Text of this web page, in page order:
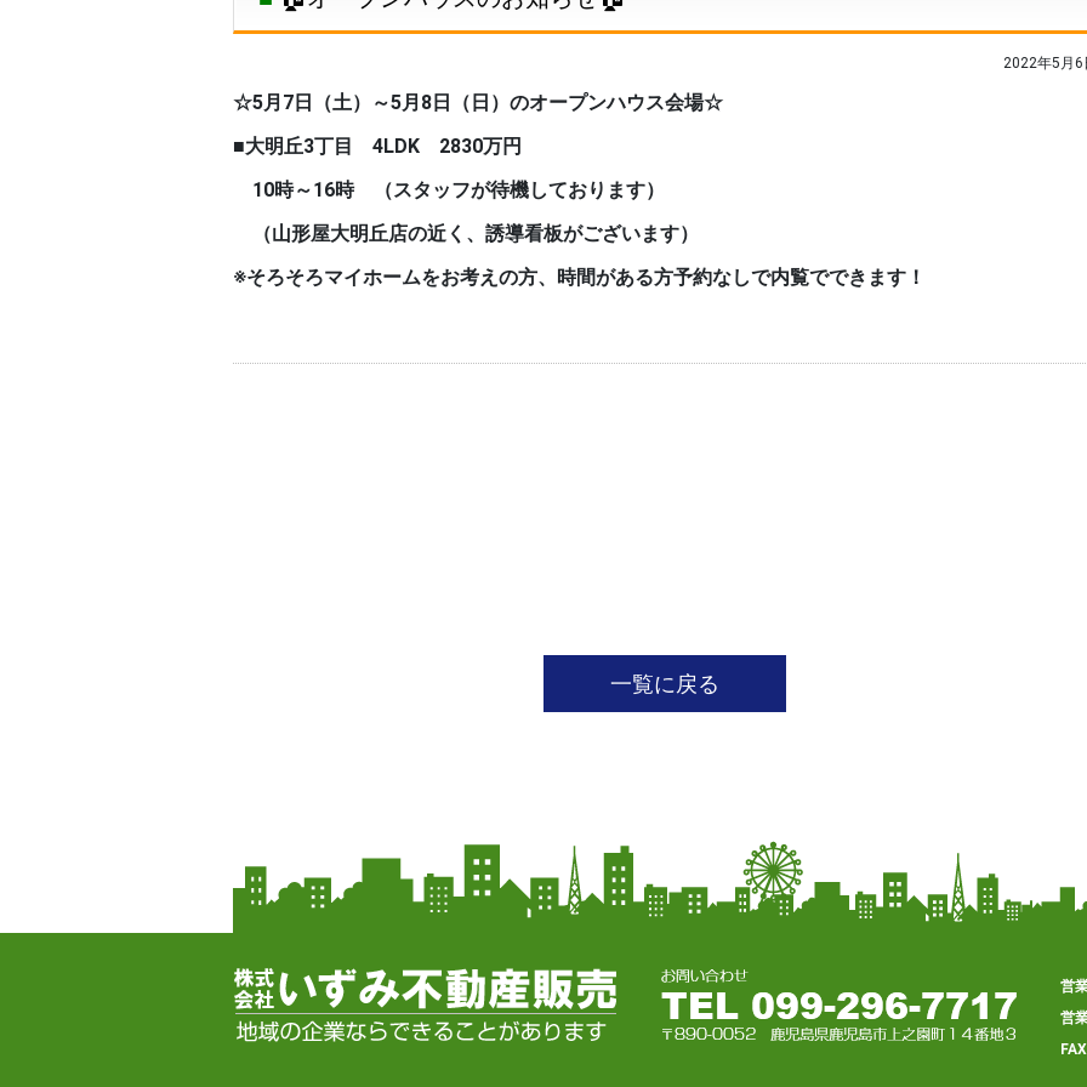
2022年5月6
☆5月7日（土）～5月8日（日）のオープンハウス会場☆
■大明丘3丁目 4LDK 2830万円
10時～16時 （スタッフが待機しております）
（山形屋大明丘店の近く、誘導看板がございます）
※そろそろマイホームをお考えの方、時間がある方予約なしで内覧でできます！
一覧に戻る
営
営